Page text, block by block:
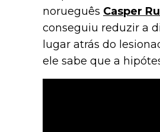
norueguês Casper
conseguiu reduzir a
lugar atrás do
ele sabe que a